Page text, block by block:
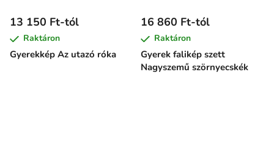
Gyerekkép Az utazó róka
13 150 Ft-tól
Raktáron
Gyerek falikép szett
Nagyszemű szörnyecskék
16 860 Ft-tól
Raktáron